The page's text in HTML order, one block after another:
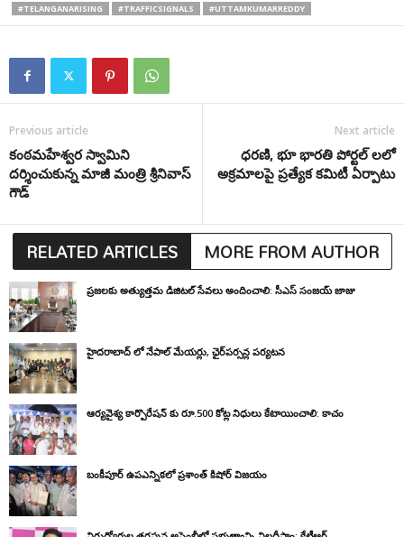
#TELANGANARISING
#TRAFFICSIGNALS #UTTAMKUMARREDDY
Previous article
కంఠమహేశ్వర స్వామిని
దర్శించుకున్న మాజీ మంత్రి శ్రీనివాస్
గౌడ్
Next article
ధరణి, భూ భారతి పోర్టల్ లలో
అక్రమాలపై ప్రత్యేక కమిటీ ఏర్పాటు
RELATED ARTICLES MORE FROM AUTHOR
ప్రజలకు అత్యుత్తమ డిజిటల్ సేవలు అందించాలి: సీఎస్ సంజయ్ జాజు
హైదరాబాద్ లో నేపాల్ మేయర్లు, ఛైర్‌పర్సన్ల పర్యటన
ఆర్యవైశ్య కార్పొరేషన్ కు రూ.500 కోట్ల నిధులు కేటాయించాలి: కాచం
బంకీపూర్ ఉపఎన్నికలో ప్రశాంత్ కిషోర్ విజయం